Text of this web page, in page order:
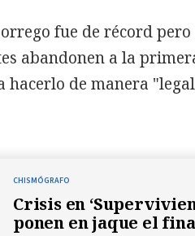
fue de récord
abandonen a la
hacerlo de manera
CHISMÓGRAFO
Crisis en
ponen en jaque el